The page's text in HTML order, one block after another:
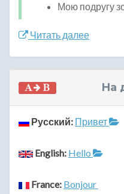
Мою подругу
Читать далее
На
Русский: Привет
English: Hello
France: Bonjour